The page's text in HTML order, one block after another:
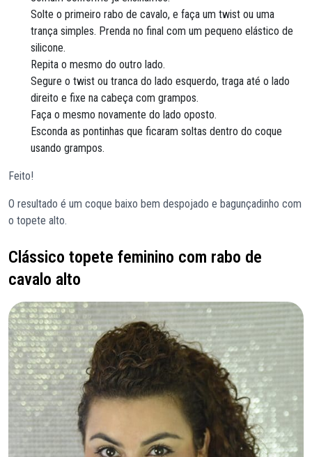
Solte o primeiro rabo de cavalo, e faça um twist ou uma
trança simples. Prenda no final com um pequeno elástico de
silicone.
Repita o mesmo do outro lado.
Segure o twist ou tranca do lado esquerdo, traga até o lado
direito e fixe na cabeça com grampos.
Faça o mesmo novamente do lado oposto.
Esconda as pontinhas que ficaram soltas dentro do coque
usando grampos.
Feito!
O resultado é um coque baixo bem despojado e bagunçadinho com
o topete alto.
Clássico topete feminino com rabo de
cavalo alto